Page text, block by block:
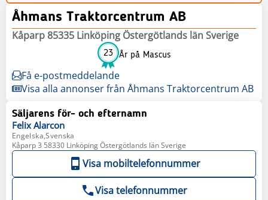
Åhmans Traktorcentrum AB
Kåparp 85335 Linköping Östergötlands län Sverige
23 År på Mascus
Få e-postmeddelande
Visa alla annonser från Åhmans Traktorcentrum AB
Säljarens för- och efternamn
Felix Alarcon
Engelska,Svenska
Kåparp 3 58330 Linköping Östergötlands län Sverige
Visa mobiltelefonnummer
Visa telefonnummer